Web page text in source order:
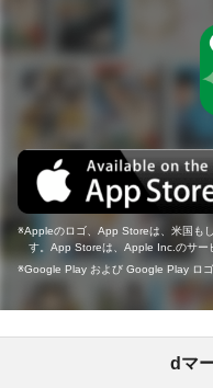
Appleのロゴ、App Storeは、米国も
す。App Storeは、Apple Inc.のサー
Google Play および Google Play ロ
dマ